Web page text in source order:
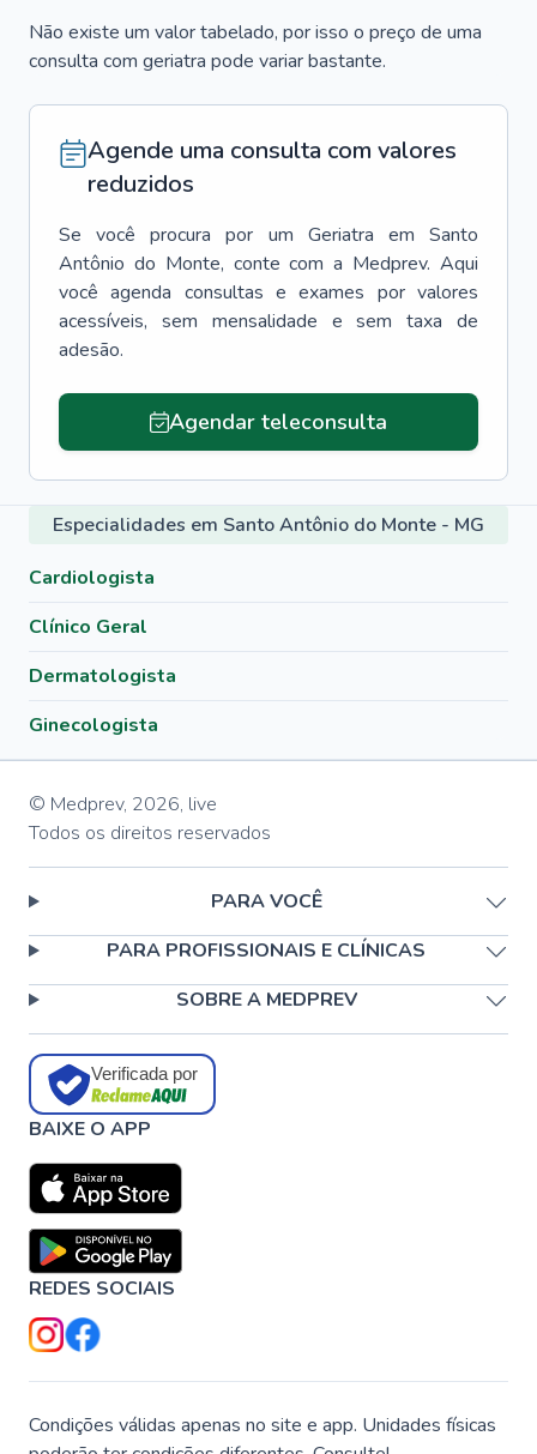
Não existe um valor tabelado, por isso o preço de uma
consulta com geriatra pode variar bastante.
Agende uma consulta com valores
reduzidos
Se você procura por um Geriatra em Santo
Antônio do Monte, conte com a Medprev. Aqui
você agenda consultas e exames por valores
acessíveis, sem mensalidade e sem taxa de
adesão.
Agendar teleconsulta
Especialidades em Santo Antônio do Monte - MG
Cardiologista
Clínico Geral
Dermatologista
Ginecologista
© Medprev, 2026, live
Todos os direitos reservados
PARA VOCÊ
PARA PROFISSIONAIS E CLÍNICAS
SOBRE A MEDPREV
Verificada por
BAIXE O APP
REDES SOCIAIS
Condições válidas apenas no site e app. Unidades físicas